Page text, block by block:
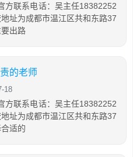
方联系电话：吴主任18382252
址为成都市温江区共和东路37
出路
的老师
18
方联系电话：吴主任18382252
址为成都市温江区共和东路37
适的